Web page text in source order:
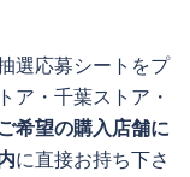
選応募シートをプ
ア・千葉ストア・
ご希望の購入店舗に
に直接お持ち下さ